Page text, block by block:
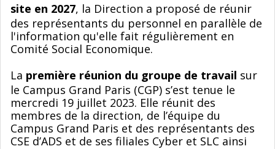
site en 2027, la Direction a proposé de réunir
des représentants du personnel en parallèle de
l'information qu'elle fait régulièrement en
Comité Social Economique.
La première réunion du groupe de travail sur
le Campus Grand Paris (CGP) s’est tenue le
mercredi 19 juillet 2023. Elle réunit des
membres de la direction, de l’équipe du
Campus Grand Paris et des représentants des
CSE d’ADS et de ses filiales Cyber et SLC ainsi